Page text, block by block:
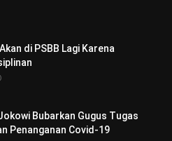
di PSBB Lagi Karena
Bubarkan Gugus Tugas
Penanganan Covid-19